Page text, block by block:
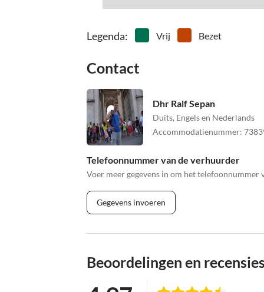
Legenda: Vrij Bezet
Contact
Dhr Ralf Sepan
Duits, Engels en Nederlands
Accommodatienummer:
Telefoonnummer van de verhuurder
Voer meer gegevens in om het telefoonnummer
Gegevens invoeren
Beoordelingen en recensies